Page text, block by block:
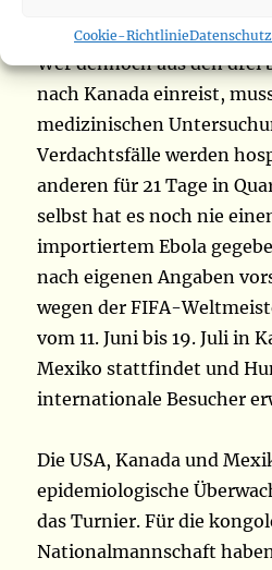
Cookie-Richtlinie
Wer dennoch aus den
nach Kanada einreist,
medizinischen
Verdachtsfälle werden
anderen für 21 Tage in
selbst hat es noch nie
importiertem Ebola
nach eigenen Angaben
wegen der FIFA-
vom 11. Juni bis 19. Juli in
Mexiko stattfindet und
internationale Besucher
Die USA, Kanada und
epidemiologische
das Turnier. Für die
Nationalmannschaft